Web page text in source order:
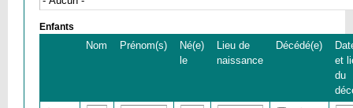
Enfants
Nom Prénom(s)
Né(e)
le
Lieu de
naissance
Décédé(e)
et
du